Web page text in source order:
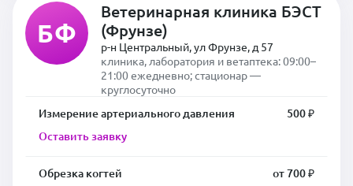
БФ
Ветеринарная клиника БЭСТ
(Фрунзе)
р-н Центральный, ул Фрунзе, д 57
клиника, лаборатория и ветаптека: 09:00–
21:00 ежедневно; стационар —
круглосуточно
Измерение артериального давления
500 ₽
Оставить заявку
Обрезка когтей
от 700 ₽